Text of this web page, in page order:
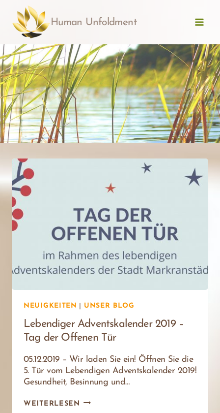
Inhalt
springen
Human Unfoldment
Nährstoffberatung
NEUIGKEITEN UNSER BLOG
Lebendiger Adventskalender 2019 –
Tag der Offenen Tür
05.12.2019 – Wir laden Sie ein! Öffnen Sie die
5. Tür vom Lebendigen Adventskalender 2019!
Gesundheit, Besinnung und…
WEITERLESEN
LEBENDIGER